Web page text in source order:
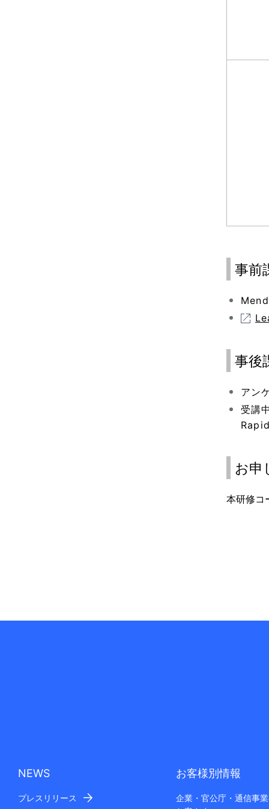
事前
事後
アン
受講
お申
本研修コ
NEWS
プレスリリース
お客様別情報
企業・官公庁・通信事